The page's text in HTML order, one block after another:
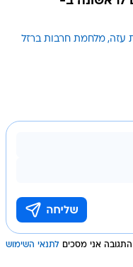
עזה מלחמת חרבות ברזל
אני מסכים לתנאי השימוש